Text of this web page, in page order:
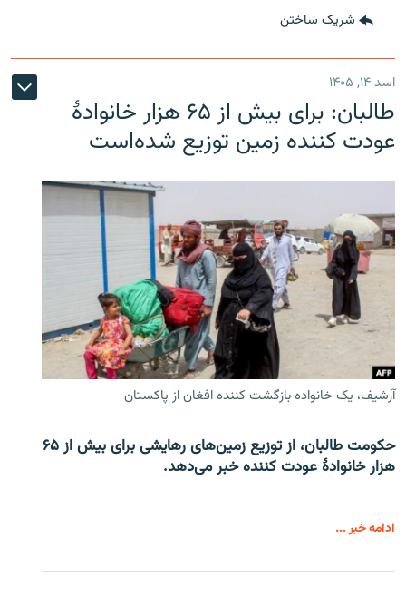
شریک ساختن
اسد ۱۴, ۱۴۰۵
طالبان: برای بیش از ۶۵ هزار خانوادۀ
عودت کننده زمین توزیع شده‌است
آرشیف، یک خانواده بازگشت کننده افغان از پاکستان
حکومت طالبان، از توزیع زمین‌های رهایشی برای بیش از ۶۵
هزار خانوادۀ عودت کننده خبر می‌دهد.
ادامه خبر ...